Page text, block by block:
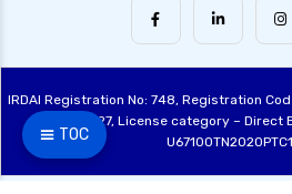
☰ TOC
IRDAI Registration No: 748, Registration
28/06/2027, License category – Direct